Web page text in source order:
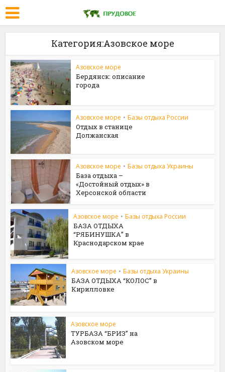
Категория:Азовское море
Азовское море
Бердянск: описание
города
Азовское море • Базы отдыха России
Отдых в станице
Должанская
Азовское море • Базы отдыха Украины
База отдыха –
«Достойный отдых» в
Херсонской области
Азовское море • Базы отдыха России
БАЗА ОТДЫХА
“РЯБИНУШКА” в
Краснодарском крае
Азовское море • Базы отдыха Украины
БАЗА ОТДЫХА “КОЛОС” в
Кирилловке
Азовское море
ТУРБАЗА “БРИЗ” на
Азовском море